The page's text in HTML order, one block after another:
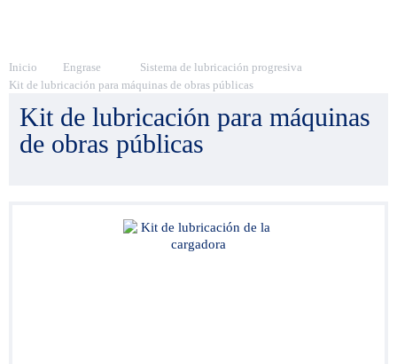
Inicio Engrase
Sistema de lubricación progresiva
Kit de lubricación para máquinas de obras públicas
Kit de lubricación para máquinas
de obras públicas